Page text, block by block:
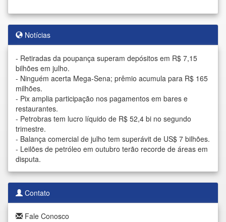
Notícias
- Retiradas da poupança superam depósitos em R$ 7,15
bilhões em julho.
- Ninguém acerta Mega-Sena; prêmio acumula para R$ 165
milhões.
- Pix amplia participação nos pagamentos em bares e
restaurantes.
- Petrobras tem lucro líquido de R$ 52,4 bi no segundo
trimestre.
- Balança comercial de julho tem superávit de US$ 7 bilhões.
- Leilões de petróleo em outubro terão recorde de áreas em
disputa.
Contato
Fale Conosco